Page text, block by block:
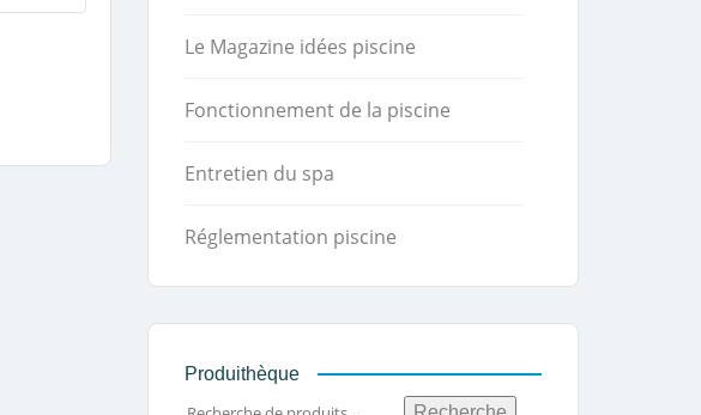
Le Magazine idées piscine
Fonctionnement de la piscine
Entretien du spa
Réglementation piscine
Produithèque